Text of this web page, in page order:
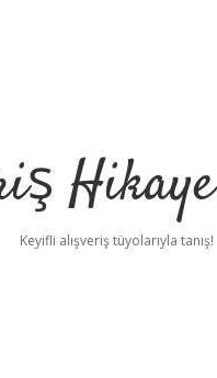
Keyifli alışveriş tüyolarıyla tanış!